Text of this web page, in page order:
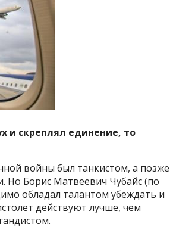
и скреплял единение, то
войны был танкистом, а позже
Но Борис Матвеевич Чубайс (по
обладал талантом убеждать и
действуют лучше, чем